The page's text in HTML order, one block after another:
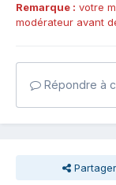
Remarque : votre
modérateur avant
Répondre à
Partager